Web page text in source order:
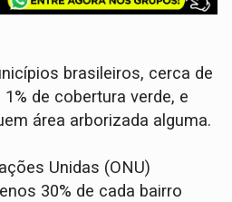
brasileiros, cerca de
de cobertura verde, e
área arborizada alguma.
Unidas (ONU)
30% de cada bairro